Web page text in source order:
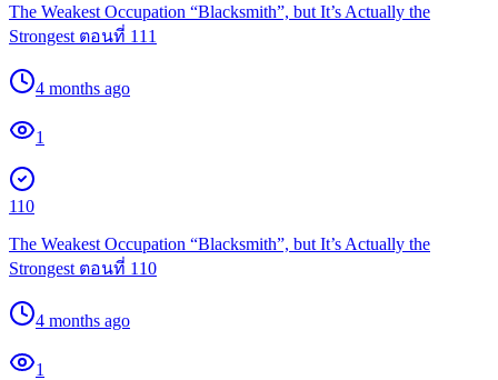
The Weakest Occupation “Blacksmith”, but It’s Actually the
Strongest ตอนที่ 111
4 months ago
1
110
The Weakest Occupation “Blacksmith”, but It’s Actually the
Strongest ตอนที่ 110
4 months ago
1